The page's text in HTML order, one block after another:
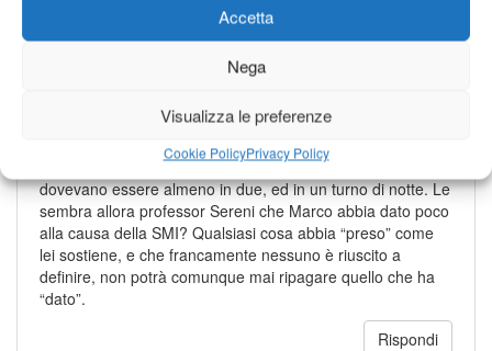
Accetta
Nega
Visualizza le preferenze
Cookie PolicyPrivacy Policy
soprattutto preso” non ricordandosi (o ignorando) la storia
anni sessanta (epoca in cui Sereni dall’estrema sinistra si
batteva per i diritti dei più deboli, ma questo è un altro
rimase orfano anche della madre che morì tragicamente
alla Metallurgica dove era stata assegnata ad una
macchina avvolgitrice lavorando da sola quando invece
dovevano essere almeno in due, ed in un turno di notte. Le
sembra allora professor Sereni che Marco abbia dato poco
alla causa della SMI? Qualsiasi cosa abbia “preso” come
lei sostiene, e che francamente nessuno è riuscito a
definire, non potrà comunque mai ripagare quello che ha
“dato”.
Rispondi